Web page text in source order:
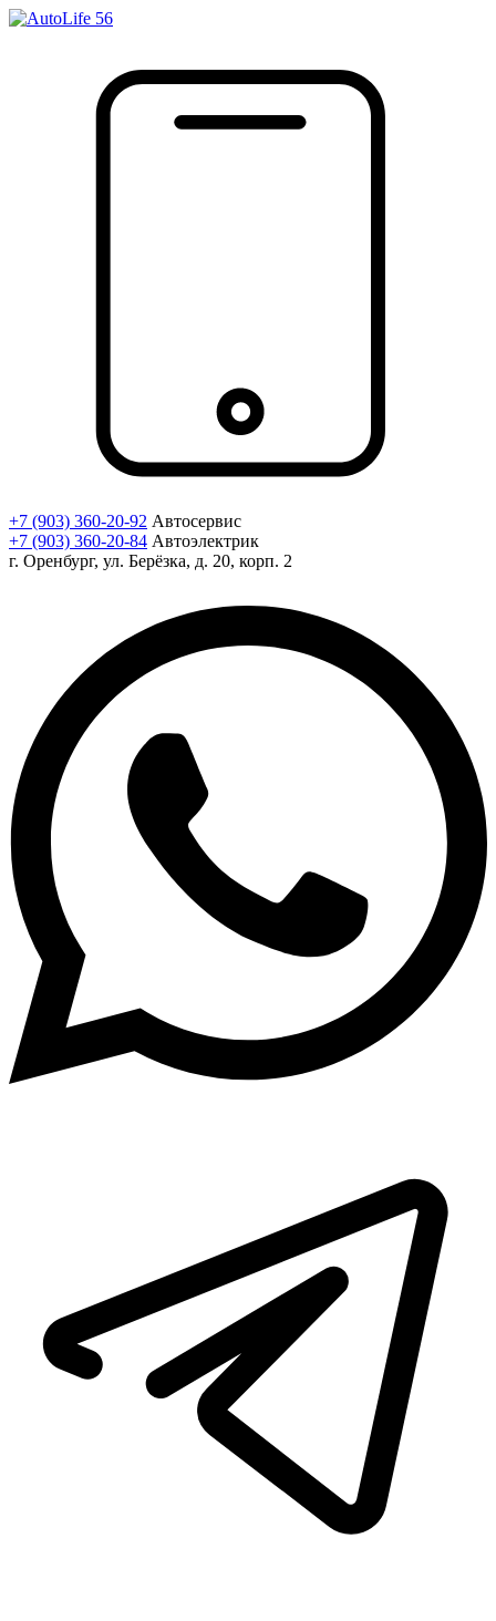
+7 (903) 360-20-92 Автосервис
+7 (903) 360-20-84 Автоэлектрик
г. Оренбург, ул. Берёзка, д. 20, корп. 2